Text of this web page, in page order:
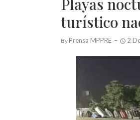
turístico
By Prensa MPPRE 2